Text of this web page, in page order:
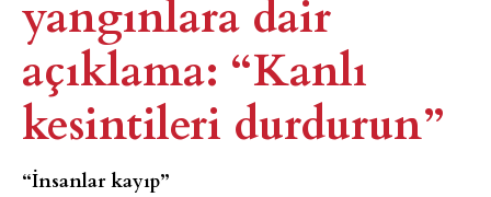
yangınlara dair
açıklama: “Kanlı
kesintileri durdurun”
“İnsanlar kayıp”